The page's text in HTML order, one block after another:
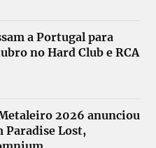
a Portugal para
no Hard Club e RCA
2026 anunciou
Paradise Lost,